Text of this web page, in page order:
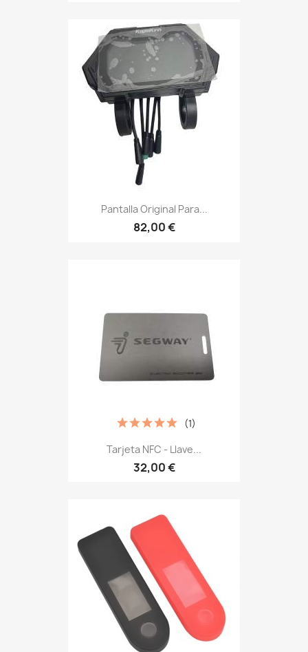
Pantalla Original Para...
82,00 €
Tarjeta NFC - Llave...
32,00 €
(1)